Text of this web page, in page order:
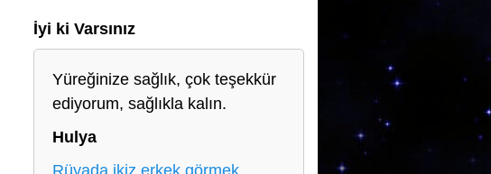
İyi ki Varsınız
Yüreğinize sağlık, çok teşekkür
ediyorum, sağlıkla kalın.
Hulya
Rüyada ikiz erkek görmek